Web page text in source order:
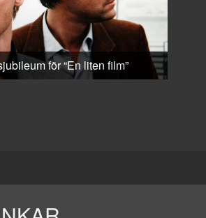
för “En liten film”